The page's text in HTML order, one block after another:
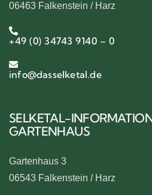
06463 Falkenstein / Harz
+49 (0) 34743 9140 – 0
info@dasselketal.de
SELKETAL-
GARTENHAUS
Gartenhaus 3
06543 Falkenstein / Harz